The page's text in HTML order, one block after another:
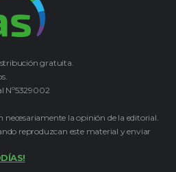
gratuita.
Nº5329002
necesariamente la opinión de la editorial.
reproduzcan este material y enviar